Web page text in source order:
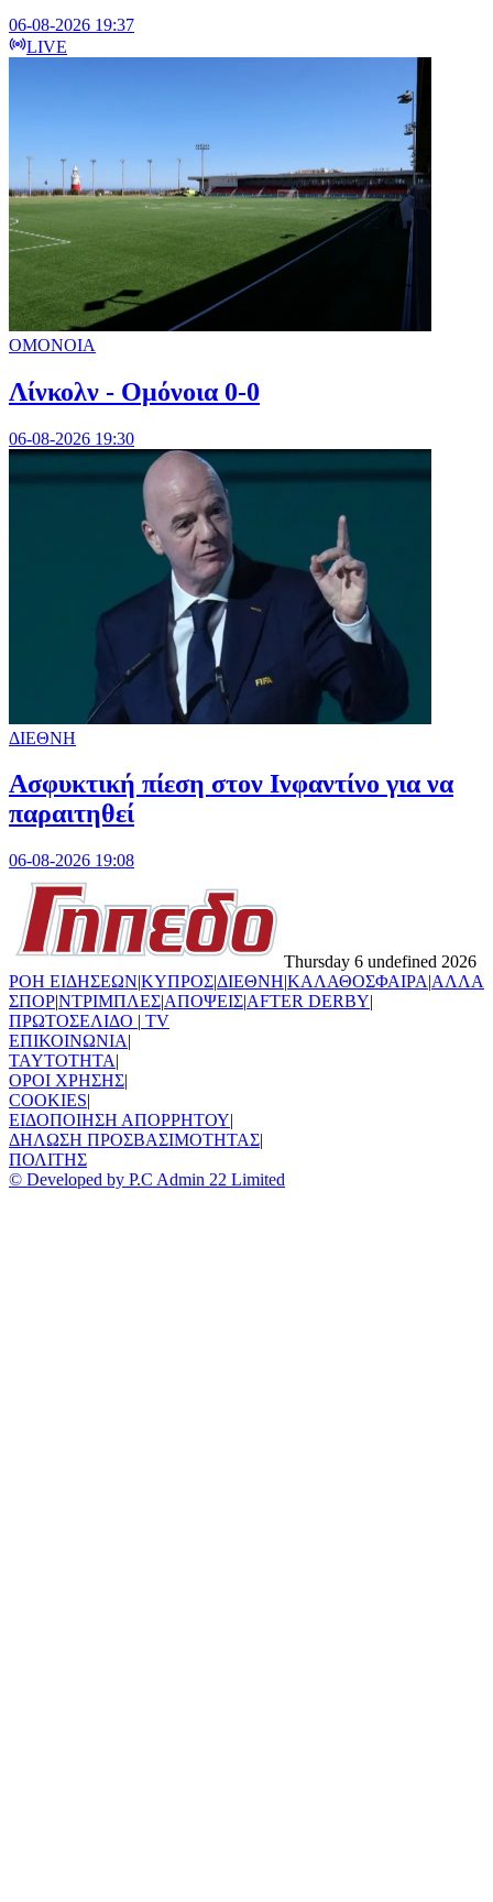
06-08-2026 19:37
LIVE
ΟΜΟΝΟΙΑ
Λίνκολν - Ομόνοια 0-0
06-08-2026 19:30
ΔΙΕΘΝΗ
Ασφυκτική πίεση στον Ινφαντίνο για να
παραιτηθεί
06-08-2026 19:08
Thursday 6 undefined 2026
ΡΟΗ ΕΙΔΗΣΕΩΝ|ΚΥΠΡΟΣ|ΔΙΕΘΝΗ|ΚΑΛΑΘΟΣΦΑΙΡΑ|ΑΛΛΑ
ΣΠΟΡ|ΝΤΡΙΜΠΛΕΣ|ΑΠΟΨΕΙΣ|AFTER DERBY|
ΠΡΩΤΟΣΕΛΙΔΟ | TV
ΕΠΙΚΟΙΝΩΝΙΑ|
TAYTOTHTA|
ΟΡΟΙ ΧΡΗΣΗΣ|
COOKIES|
ΕΙΔΟΠΟΙΗΣΗ ΑΠΟΡΡΗΤΟΥ|
ΔΗΛΩΣΗ ΠΡΟΣΒΑΣΙΜΟΤΗΤΑΣ|
ΠΟΛΙΤΗΣ
© Developed by P.C Admin 22 Limited